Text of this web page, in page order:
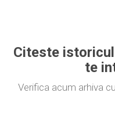
Citeste
te
Verifica acum arhiva